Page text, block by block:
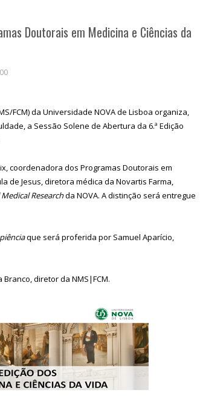
Doutorais em Medicina e Ciências da
FCM) da Universidade NOVA de Lisboa organiza,
a Sessão Solene de Abertura da 6.ª Edição
coordenadora dos Programas Doutorais em
de Jesus, diretora médica da Novartis Farma,
Researchda NOVA. A distinção será entregue
que será proferida por Samuel Aparício,
diretor da NMS|FCM.